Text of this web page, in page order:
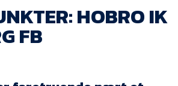
HOBRO IK
FB